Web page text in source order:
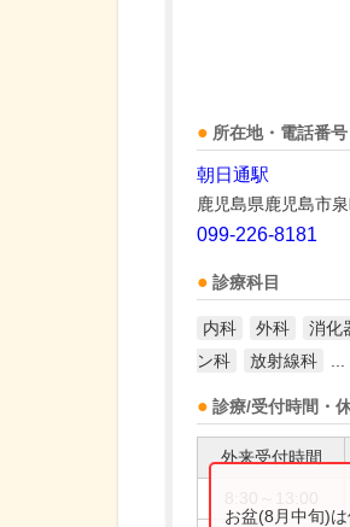
所在地・電話番号
朝日通駅
鹿児島県鹿児島市
099-226-8181
診療科目
内科 外科 消化
ン科
放射線科
診療/受付時間・
外来受付時間
お盆(8月中旬)